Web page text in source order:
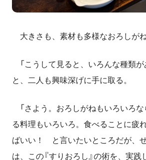
大きさも、素材も多様なおろしがね
「こうして見ると、いろんな種類が
と、二人も興味深げに手に取る。
「さよう。おろしがねもいろいろな
る料理もいろいろ。食べることに疲
ばいい！ と言いたいところだが、
は、この『すりおろし』の術を、実践